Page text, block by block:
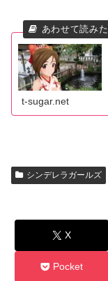
t-sugar.net
シンデレラガールズ
X
Pocket